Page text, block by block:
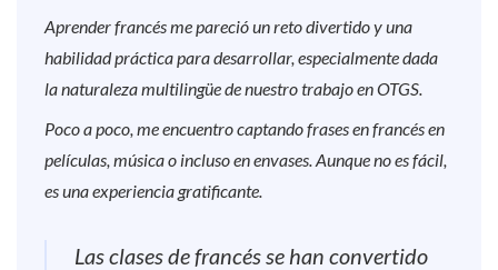
Aprender francés me pareció un reto divertido y una
habilidad práctica para desarrollar, especialmente dada
la naturaleza multilingüe de nuestro trabajo en OTGS.
Poco a poco, me encuentro captando frases en francés en
películas, música o incluso en envases. Aunque no es fácil,
es una experiencia gratificante.
Las clases de francés se han convertido